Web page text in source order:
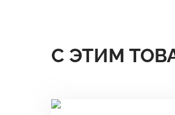
С ЭТИМ